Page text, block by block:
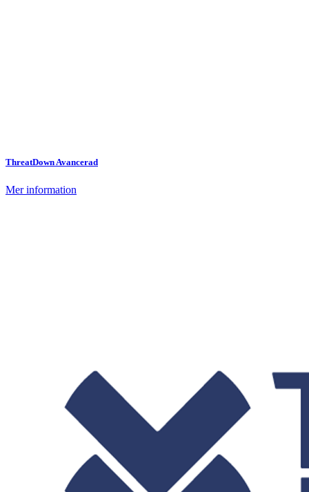
ThreatDown Avancerad
Mer information